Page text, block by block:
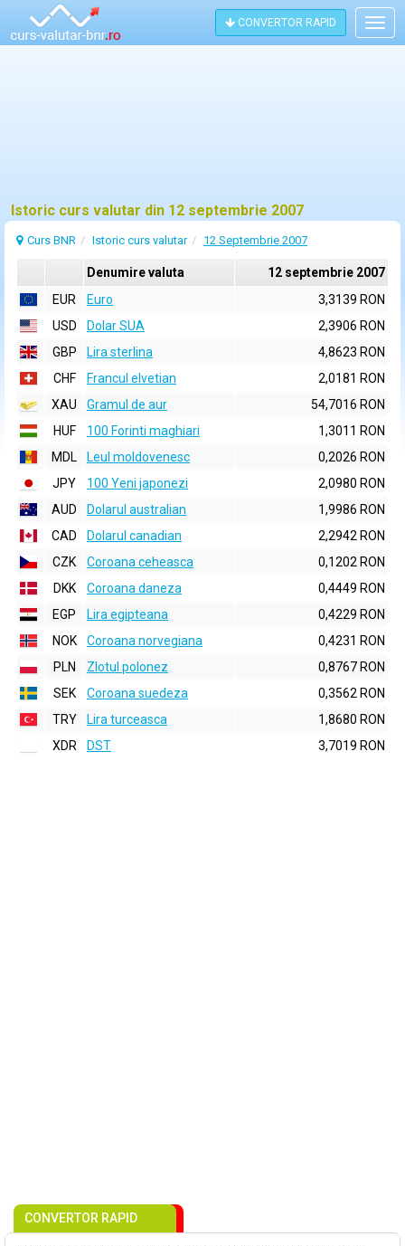
CONVERTOR RAPID
Istoric curs valutar din 12 septembrie 2007
Curs BNR Istoric curs valutar 12 Septembrie 2007
Denumire valuta
12 septembrie 2007
EUR
Euro
3,3139 RON
USD
Dolar SUA
2,3906 RON
GBP
Lira sterlina
4,8623 RON
CHF
Francul elvetian
2,0181 RON
XAU
Gramul de aur
54,7016 RON
HUF
100 Forinti maghiari
1,3011 RON
MDL
Leul moldovenesc
0,2026 RON
JPY
100 Yeni japonezi
2,0980 RON
AUD
Dolarul australian
1,9986 RON
CAD
Dolarul canadian
2,2942 RON
CZK
Coroana ceheasca
0,1202 RON
DKK
Coroana daneza
0,4449 RON
EGP
Lira egipteana
0,4229 RON
NOK
Coroana norvegiana
0,4231 RON
PLN
Zlotul polonez
0,8767 RON
SEK
Coroana suedeza
0,3562 RON
TRY
Lira turceasca
1,8680 RON
XDR
DST 3,7019 RON
CONVERTOR RAPID